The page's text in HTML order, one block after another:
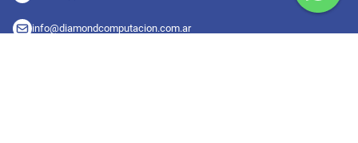
info@diamondcomputacion.com.ar